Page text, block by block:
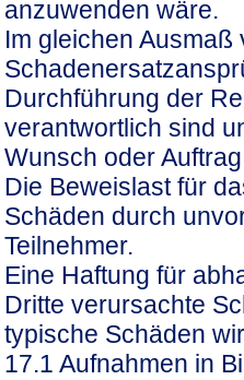
anzuwenden wäre.
Im gleichen
Durchführung der
verantwortlich sind
Wunsch oder
Die Beweislast für
Schäden durch
Teilnehmer.
Eine Haftung für
Dritte verursachte
typische Schäden
17.1 Aufnahmen in